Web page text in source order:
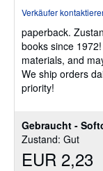
Gebraucht -
Zustand: Gut
EUR 2,23
Verkäufer
paperback.
books since
materials, and
We ship orders
priority!